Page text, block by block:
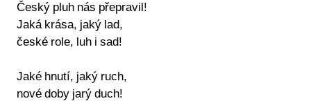
Český pluh nás přepravil!
Jaká krása, jaký lad,
české role, luh i sad!
Jaké hnutí, jaký ruch,
nové doby jarý duch!